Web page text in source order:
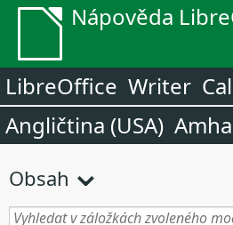
Nápověda
LibreOffice Writer
Angličtina (USA)
Obsah